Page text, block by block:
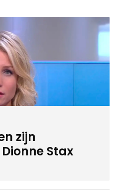
zijn
Stax